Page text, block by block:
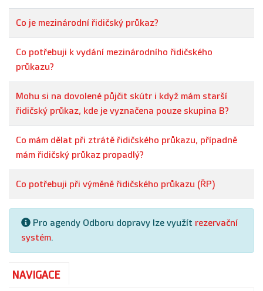
Co je mezinárodní řidičský průkaz?
Co potřebuji k vydání mezinárodního řidičského
průkazu?
Mohu si na dovolené půjčit skútr i když mám starší
řidičský průkaz, kde je vyznačena pouze skupina B?
Co mám dělat při ztrátě řidičského průkazu, případně
mám řidičský průkaz propadlý?
Co potřebuji při výměně řidičského průkazu (ŘP)
Pro agendy Odboru dopravy lze využít rezervační
systém.
NAVIGACE